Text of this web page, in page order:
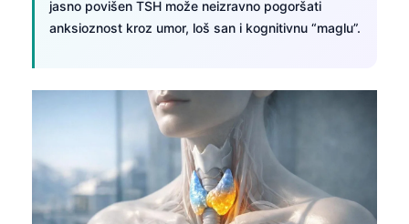
jasno povišen TSH može neizravno pogoršati
anksioznost kroz umor, loš san i kognitivnu “maglu”.